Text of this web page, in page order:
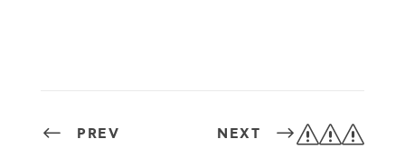
PREV NEXT sss